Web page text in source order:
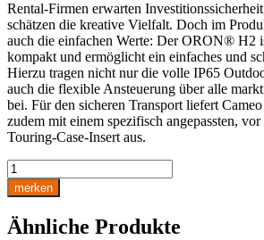
Rental-Firmen erwarten
schätzen die kreative Vielfalt. Doch im
auch die einfachen Werte: Der ORON® H2
kompakt und ermöglicht ein einfaches und
Hierzu tragen nicht nur die volle IP65
auch die flexible Ansteuerung über alle
bei. Für den sicheren Transport liefert
zudem mit einem spezifisch angepassten,
Touring-Case-Insert aus.
Cameo
ORON
H2
Menge
merken
Ähnliche Produkte